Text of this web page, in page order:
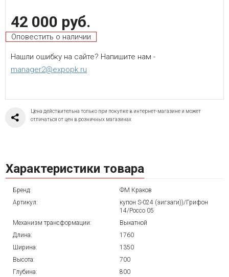
42 000 руб.
Оповестить о наличии
Нашли ошибку на сайте? Напишите нам -
manager2@expopk.ru
Цена действительна только при покупке в интернет-магазине и может
отличаться от цен в розничных магазинах
Характеристики товара
Бренд:
ФМ Краков
Артикул:
купон S-024 (зигзаги))/Грифон
14/Россо 05
Механизм трансформации:
Выкатной
Длина:
1760
Ширина:
1350
Высота:
700
Глубина:
800